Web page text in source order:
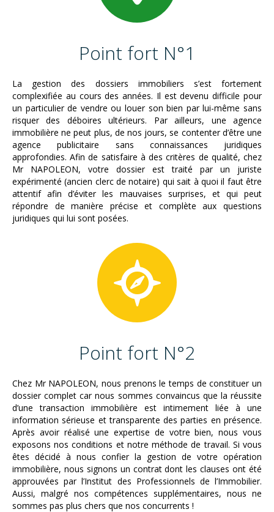
Point fort N°1
La gestion des dossiers immobiliers s’est fortement
complexifiée au cours des années. Il est devenu difficile pour
un particulier de vendre ou louer son bien par lui-même sans
risquer des déboires ultérieurs. Par ailleurs, une agence
immobilière ne peut plus, de nos jours, se contenter d’être une
agence publicitaire sans connaissances juridiques
approfondies. Afin de satisfaire à des critères de qualité, chez
Mr NAPOLEON, votre dossier est traité par un juriste
expérimenté (ancien clerc de notaire) qui sait à quoi il faut être
attentif afin d’éviter les mauvaises surprises, et qui peut
répondre de manière précise et complète aux questions
juridiques qui lui sont posées.
Point fort N°2
Chez Mr NAPOLEON, nous prenons le temps de constituer un
dossier complet car nous sommes convaincus que la réussite
d’une transaction immobilière est intimement liée à une
information sérieuse et transparente des parties en présence.
Après avoir réalisé une expertise de votre bien, nous vous
exposons nos conditions et notre méthode de travail. Si vous
êtes décidé à nous confier la gestion de votre opération
immobilière, nous signons un contrat dont les clauses ont été
approuvées par l’Institut des Professionnels de l’Immobilier.
Aussi, malgré nos compétences supplémentaires, nous ne
sommes pas plus chers que nos concurrents !